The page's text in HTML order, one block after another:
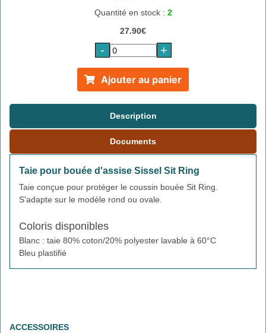
Quantité en stock : 2
27.90€
- +
Ajouter au panier
Description
Documents
Taie pour bouée d'assise Sissel Sit Ring
Taie conçue pour protéger le coussin bouée Sit Ring.
S'adapte sur le modèle rond ou ovale.
Coloris disponibles
Blanc : taie 80% coton/20% polyester lavable à 60°C
Bleu plastifié
ACCESSOIRES